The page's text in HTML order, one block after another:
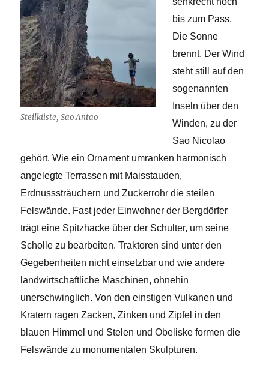
Steilküste, Sao Antao
bis zum Pass.
Die Sonne
brennt. Der Wind
steht still auf den
sogenannten
Inseln über den
Winden, zu der
Sao Nicolao
gehört. Wie ein Ornament umranken harmonisch
angelegte Terrassen mit Maisstauden,
Erdnusssträuchern und Zuckerrohr die steilen
Felswände. Fast jeder Einwohner der Bergdörfer
trägt eine Spitzhacke über der Schulter, um seine
Scholle zu bearbeiten. Traktoren sind unter den
Gegebenheiten nicht einsetzbar und wie andere
landwirtschaftliche Maschinen, ohnehin
unerschwinglich. Von den einstigen Vulkanen und
Kratern ragen Zacken, Zinken und Zipfel in den
blauen Himmel und Stelen und Obeliske formen die
Felswände zu monumentalen Skulpturen.